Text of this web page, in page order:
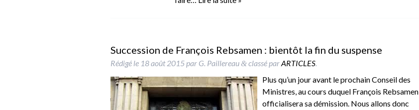
Succession de François Rebsamen : bientôt la fin du suspense
Rédigé le 18 août 2015 par G. Paillereau &classé parARTICLES.
Plus qu’un jour avant le prochain Conseil des
Ministres, au cours duquel François Rebsamen
officialisera sa démission. Nous allons donc